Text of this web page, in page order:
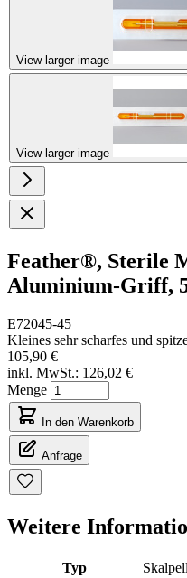
View larger image
View larger image
Feather®, Sterile
Aluminium-Griff,
E72045-45
Kleines sehr scharfes und
105,90 €
inkl. MwSt.: 126,02 €
Menge
In den Warenkorb
Anfrage
Weitere
Typ